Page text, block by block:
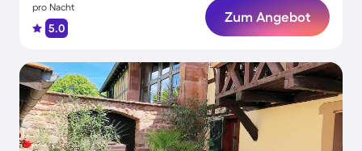
pro Nacht
5.0
Zum Angebot